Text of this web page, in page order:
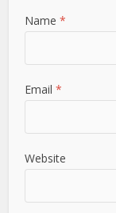
Name*
Email*
Website